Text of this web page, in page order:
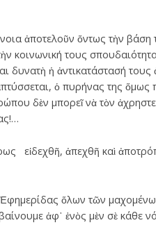
ἀποτελοῦν ὄντως τὴν βάση
κοινωνική τους
δυνατὴ ἡ ἀντικατάστασή τους
ὁ πυρήνας της ὅμως
δὲν μπορεῖ νὰ τὸν
εἰδεχθῆ, ἀπεχθῆ καὶ
ὅλων τῶν
ἀφ᾽ ἑνὸς μὲν σὲ κάθε